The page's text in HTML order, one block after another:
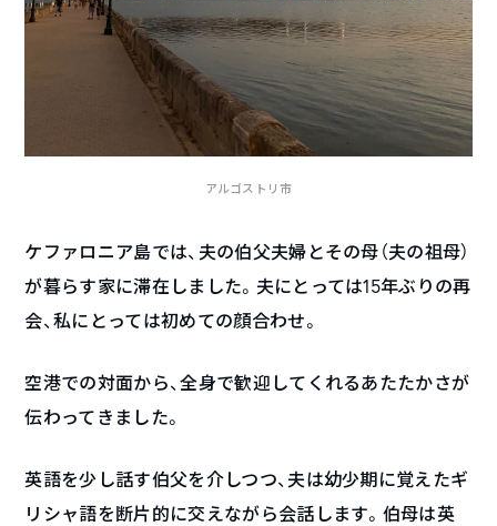
アルゴストリ市
ケファロニア島では、夫の伯父夫婦とその母（夫の祖母）
が暮らす家に滞在しました。夫にとっては15年ぶりの再
会、私にとっては初めての顔合わせ。
空港での対面から、全身で歓迎してくれるあたたかさが
伝わってきました。
英語を少し話す伯父を介しつつ、夫は幼少期に覚えたギ
リシャ語を断片的に交えながら会話します。伯母は英